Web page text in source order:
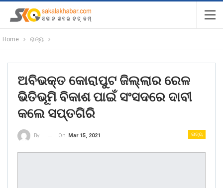
Home ରାଜ୍ୟ
ଅବିଭକ୍ତ କୋରାପୁଟ ଜିଲ୍ଲାର ରେଳ
ଭିତିଭୂମି ବିକାଶ ପାଇଁ ସଂସଦରେ ଦାବୀ
କଲେ ସପ୍ତଗିରି
ରାଜ୍ୟ
By On Mar 15, 2021